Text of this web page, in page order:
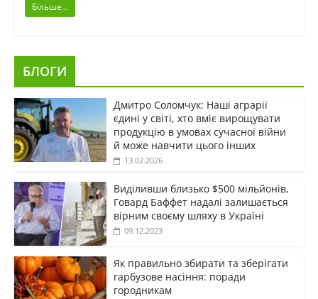
Більше...
БЛОГИ
Дмитро Соломчук: Наші аграрії
єдині у світі, хто вміє вирощувати
продукцію в умовах сучасної війни
й може навчити цього інших
13.02.2026
Виділивши близько $500 мільйонів,
Говард Баффет надалі залишається
вірним своєму шляху в Україні
09.12.2023
Як правильно збирати та зберігати
гарбузове насіння: поради
городникам